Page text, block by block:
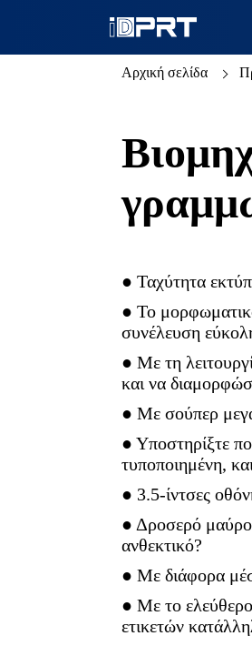
Αρχική σελίδα
● Ταχύτητα
● Το
συνέλευση
● Με τη
και να
● Με σούπερ
● Υποστηρίξτε
τυποποιημένη,
● 3.5-ίντσες
● Δροσερό μαύρο
ανθεκτικό?
● Με διάφορα
● Με το ελεύθερο
ετικετών